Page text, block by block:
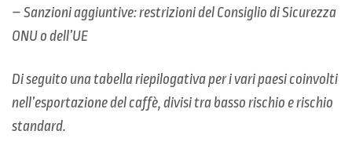
– Sanzioni aggiuntive: restrizioni del Consiglio di Sicurezza
ONU o dell’UE
Di seguito una tabella riepilogativa per i vari paesi coinvolti
nell’esportazione del caffè, divisi tra basso rischio e rischio
standard.